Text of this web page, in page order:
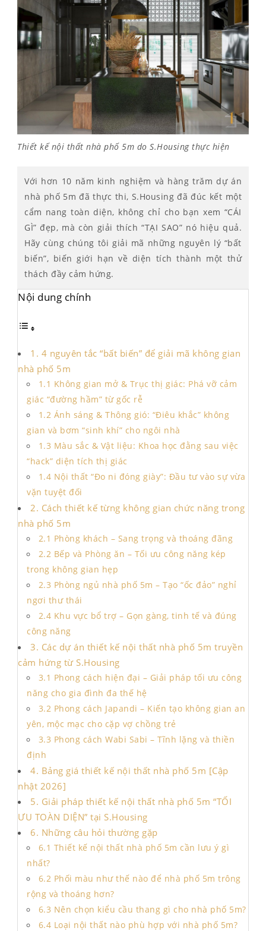
Thiết kế nội thất nhà phố 5m do S.Housing thực hiện
Với hơn 10 năm kinh nghiệm và hàng trăm dự án
nhà phố 5m đã thực thi, S.Housing đã đúc kết một
cẩm nang toàn diện, không chỉ cho bạn xem “CÁI
GÌ” đẹp, mà còn giải thích “TẠI SAO” nó hiệu quả.
Hãy cùng chúng tôi giải mã những nguyên lý “bất
biến”, biến giới hạn về diện tích thành một thử
thách đầy cảm hứng.
Nội dung chính
1. 4 nguyên tắc “bất biến” để giải mã không gian
nhà phố 5m
1.1 Không gian mở & Trục thị giác: Phá vỡ cảm
giác “đường hầm” từ gốc rễ
1.2 Ánh sáng & Thông gió: “Điêu khắc” không
gian và bơm “sinh khí” cho ngôi nhà
1.3 Màu sắc & Vật liệu: Khoa học đằng sau việc
“hack” diện tích thị giác
1.4 Nội thất “Đo ni đóng giày”: Đầu tư vào sự vừa
vặn tuyệt đối
2. Cách thiết kế từng không gian chức năng trong
nhà phố 5m
2.1 Phòng khách – Sang trọng và thoáng đãng
2.2 Bếp và Phòng ăn – Tối ưu công năng kép
trong không gian hẹp
2.3 Phòng ngủ nhà phố 5m – Tạo “ốc đảo” nghỉ
ngơi thư thái
2.4 Khu vực bổ trợ – Gọn gàng, tinh tế và đúng
công năng
3. Các dự án thiết kế nội thất nhà phố 5m truyền
cảm hứng từ S.Housing
3.1 Phong cách hiện đại – Giải pháp tối ưu công
năng cho gia đình đa thế hệ
3.2 Phong cách Japandi – Kiến tạo không gian an
yên, mộc mạc cho cặp vợ chồng trẻ
3.3 Phong cách Wabi Sabi – Tĩnh lặng và thiền
định
4. Bảng giá thiết kế nội thất nhà phố 5m [Cập
nhật 2026]
5. Giải pháp thiết kế nội thất nhà phố 5m “TỐI
ƯU TOÀN DIỆN” tại S.Housing
6. Những câu hỏi thường gặp
6.1 Thiết kế nội thất nhà phố 5m cần lưu ý gì
nhất?
6.2 Phối màu như thế nào để nhà phố 5m trông
rộng và thoáng hơn?
6.3 Nên chọn kiểu cầu thang gì cho nhà phố 5m?
6.4 Loại nội thất nào phù hợp với nhà phố 5m?